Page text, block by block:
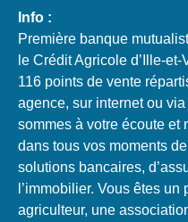
Info :
Première banque
le Crédit Agricole d’Ille-
116 points de vente
agence, sur internet ou
sommes à votre écoute et
dans tous vos moments
solutions bancaires,
l’immobilier. Vous êtes
agriculteur, une